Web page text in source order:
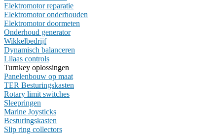
Elektromotor reparatie
Elektromotor onderhouden
Elektromotor doormeten
Onderhoud generator
Wikkelbedrijf
Dynamisch balanceren
Lilaas controls
Turnkey oplossingen
Panelenbouw op maat
TER Besturingskasten
Rotary limit switches
Sleepringen
Marine Joysticks
Besturingskasten
Slip ring collectors